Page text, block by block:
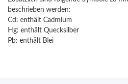
beschrieben werden:
Cd: enthält Cadmium
Hg: enthält Quecksilber
Pb: enthält Blei